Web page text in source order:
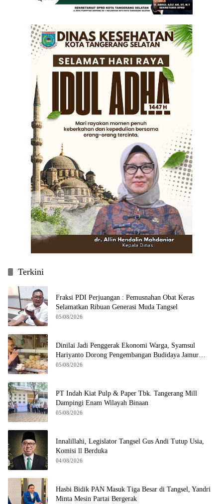
Terkini
Fraksi PDI Perjuangan : Pemusnahan Obat Keras
Selamatkan Ribuan Generasi Muda Tangsel
05/08/2026
Dinilai Jadi Penggerak Ekonomi Warga, Syamsul
Hariyanto Dorong Pengembangan Budidaya Jamur
Crispy di Serpong
05/08/2026
PT Indah Kiat Pulp & Paper Tbk. Tangerang Mill
Dampingi Enam Wilayah Binaan
05/08/2026
Innalillahi, Legislator Tangsel Gus Andi Tutup Usia,
Komisi ll Berduka
04/08/2026
Hasbi Bidik PAN Masuk Tiga Besar di Tangsel, Yandri
Minta Mesin Partai Bergerak